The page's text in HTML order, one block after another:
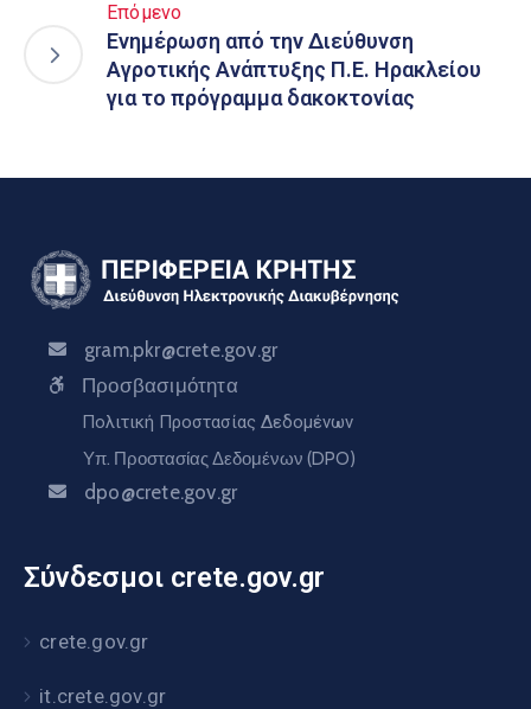
Επόμενο
Ενημέρωση από την Διεύθυνση
Αγροτικής Ανάπτυξης Π.Ε. Ηρακλείου
για το πρόγραμμα δακοκτονίας
gram.pkr@crete.gov.gr
Προσβασιμότητα
Πολιτική Προστασίας Δεδομένων
Υπ. Προστασίας Δεδομένων (DPO)
dpo@crete.gov.gr
Σύνδεσμοι crete.gov.gr
crete.gov.gr
it.crete.gov.gr